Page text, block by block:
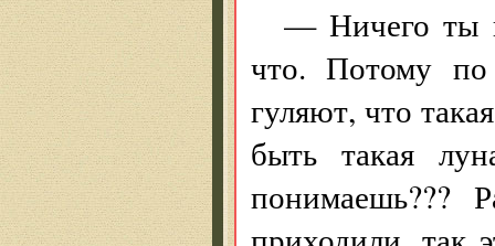
— Ничего ты
что. Потому
гуляют, что
быть такая
понимаешь???